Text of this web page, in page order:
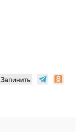
Запинить